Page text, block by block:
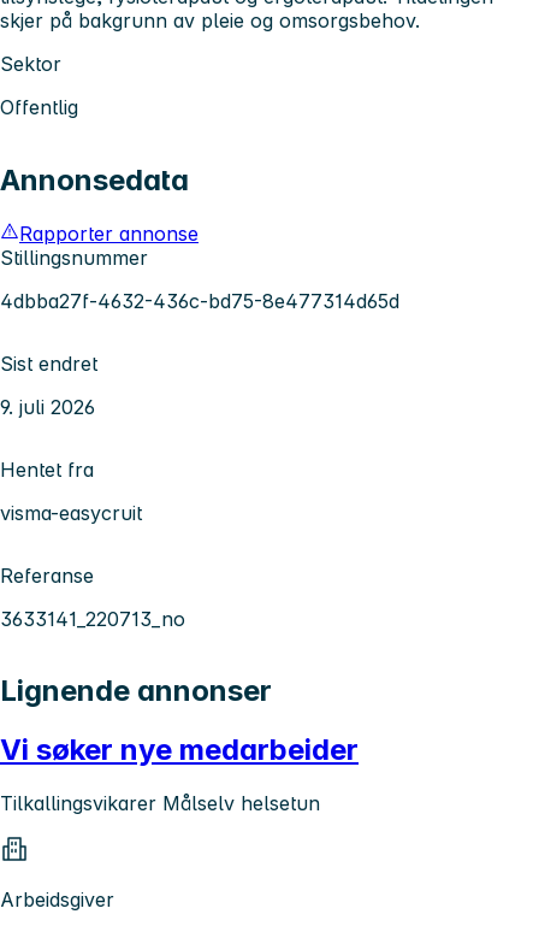
skjer på bakgrunn av pleie og omsorgsbehov.
Sektor
Offentlig
Annonsedata
Rapporter annonse
Stillingsnummer
4dbba27f-4632-436c-bd75-8e477314d65d
Sist endret
9. juli 2026
Hentet fra
visma-easycruit
Referanse
3633141_220713_no
Lignende annonser
Vi søker nye medarbeider
Tilkallingsvikarer Målselv helsetun
Arbeidsgiver